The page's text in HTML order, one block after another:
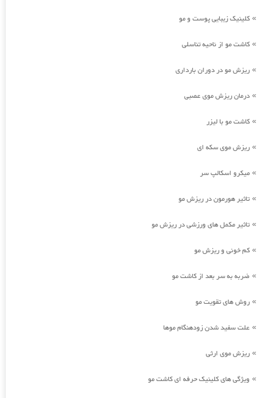
» کلینیک زیبایی پوست و مو
» کاشت مو از ناحیه تناسلی
» ریزش مو در دوران بارداری
» درمان ریزش موی عصبی
» کاشت مو با لیزر
» ریزش موی سکه ای
» میکرو اسکالپ سر
» تاثیر هورمون در ریزش مو
» تاثیر مکمل های ورزشی در ریزش مو
» کم خونی و ریزش مو
» ضربه به سر بعد از کاشت مو
» روش های تقویت مو
» علت سفید شدن زودهنگام موها
» ریزش موی ارثی
» ویژگی های کلینیک حرفه ای کاشت مو